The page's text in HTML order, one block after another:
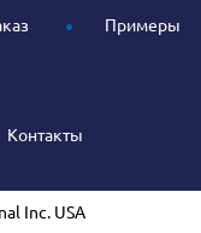
Примеры
Контакты
Inc. USA